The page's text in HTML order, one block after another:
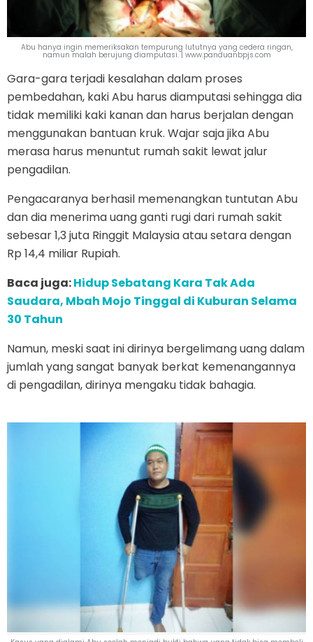
Abu hanya ingin memeriksakan tempurung lututnya yang cedera ringan,
namun malah berujung diamputasi. | www.panduanbpjs.com
Gara-gara terjadi kesalahan dalam proses
pembedahan, kaki Abu harus diamputasi sehingga dia
tidak memiliki kaki kanan dan harus berjalan dengan
menggunakan bantuan kruk. Wajar saja jika Abu
merasa harus menuntut rumah sakit lewat jalur
pengadilan.
Pengacaranya berhasil memenangkan tuntutan Abu
dan dia menerima uang ganti rugi dari rumah sakit
sebesar 1,3 juta Ringgit Malaysia atau setara dengan
Rp 14,4 miliar Rupiah.
Baca juga:Hidup Sebatang Kara Tak Ada
Saudara, Mbah Mojo Tinggal di Kuburan Selama
30 Tahun
Namun, meski saat ini dirinya bergelimang uang dalam
jumlah yang sangat banyak berkat kemenangannya
di pengadilan, dirinya mengaku tidak bahagia.